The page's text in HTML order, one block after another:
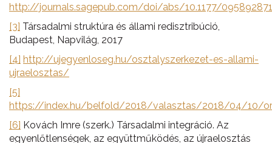
http://journals.sagepub.com/doi/abs/10.1177/
[3] Társadalmi struktúra és állami redisztribúció,
Budapest, Napvilág, 2017
[4] http://ujegyenloseg.hu/osztalyszerkezet-es-allami-
ujraelosztas/
[5]
https://index.hu/belfold/2018/valasztas/2018/04/10/
[6] Kovách Imre (szerk.) Társadalmi integráció. Az
egyenlőtlenségek, az együttműködés, az újraelosztás